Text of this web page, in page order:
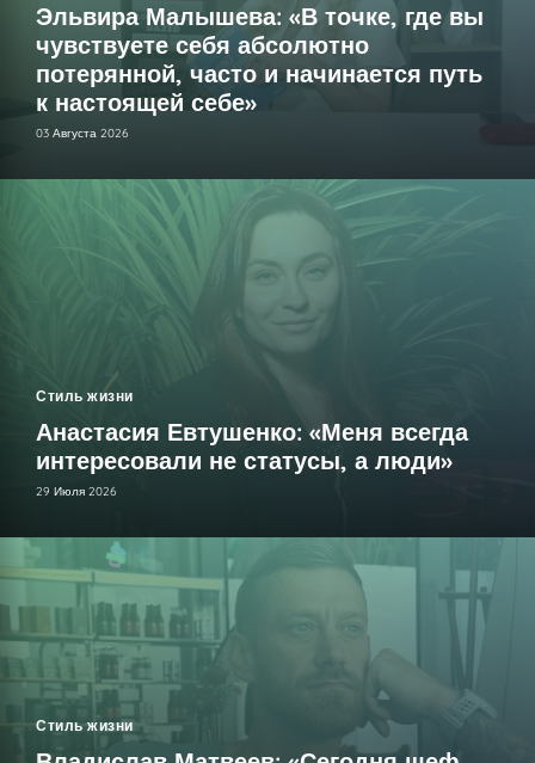
Эльвира Малышева: «В точке, где вы
чувствуете себя абсолютно
потерянной, часто и начинается путь
к настоящей себе»
03 Августа 2026
Стиль жизни
Анастасия Евтушенко: «Меня всегда
интересовали не статусы, а люди»
29 Июля 2026
Стиль жизни